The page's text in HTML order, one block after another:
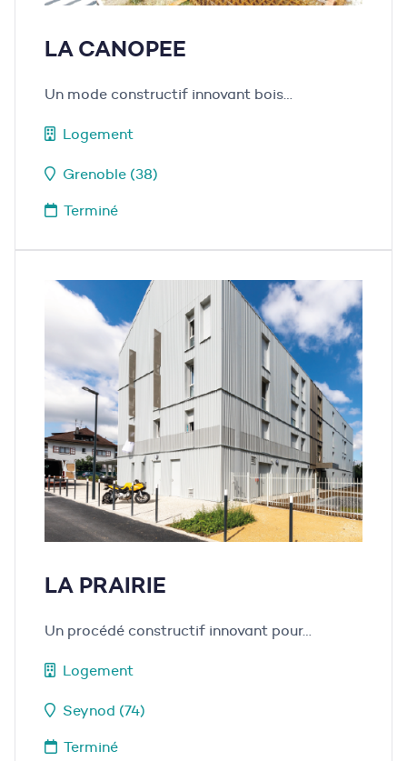
LA CANOPEE
Un mode constructif innovant bois…
Logement
Grenoble (38)
Terminé
LA PRAIRIE
Un procédé constructif innovant pour…
Logement
Seynod (74)
Terminé